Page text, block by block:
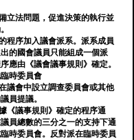
立法問題，促進決策的執行並
程序加入議會派系。派系成員
的國會議員只能組成一個派
應由《議會議事規則》確定。
時委員會
議會中設立調查委員會或其他
員提議。
《議事規則》確定的程序通
員總數的三分之一的支持下通
時委員會。反對派在臨時委員